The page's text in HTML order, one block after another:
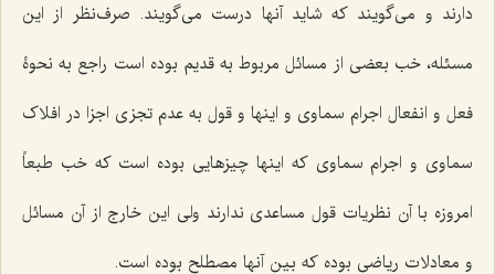
دارند و می‌گویند که شاید آنها درست می‌گویند. صرف‌نظر از این
مسئله، خب بعضی از مسائل مربوط به قدیم بوده است راجع به نحوۀ
فعل و انفعال اجرام سماوی و اینها و قول به عدم تجزی اجزا در افلاک
سماوی و اجرام سماوی که اینها چیزهایی بوده است که خب طبعاً
امروزه با آن نظریات قول مساعدی ندارند ولی این خارج از آن مسائل
و معادلات ریاضی بوده که بین آنها مصطلح بوده است.